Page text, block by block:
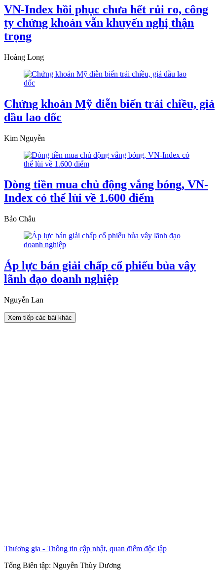
VN-Index hồi phục chưa hết rủi ro, công
ty chứng khoán vẫn khuyến nghị thận
trọng
Hoàng Long
Chứng khoán Mỹ diễn biến trái chiều, giá
dầu lao dốc
Kim Nguyễn
Dòng tiền mua chủ động vắng bóng, VN-
Index có thể lùi về 1.600 điểm
Bảo Châu
Áp lực bán giải chấp cổ phiếu bủa vây
lãnh đạo doanh nghiệp
Nguyễn Lan
Xem tiếp các bài khác
Thương gia - Thông tin cập nhật, quan điểm độc lập
Tổng Biên tập: Nguyễn Thùy Dương